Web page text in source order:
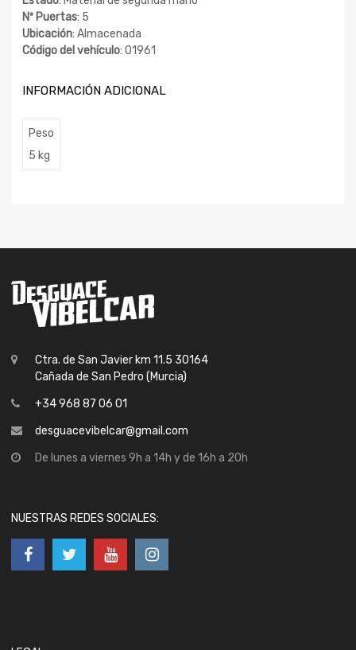
Nº Puertas: 5
Ubicación: Almacenada
Código del vehículo: 01961
INFORMACIÓN ADICIONAL
Peso
5 kg
Ctra. de San Javier km 11.5 30164
Cañada de San Pedro (Murcia)
+34 968 87 06 01
desguacevibelcar@gmail.com
De lunes a viernes 9h a 14h y de 16h a 20h
NUESTRAS REDES SOCIALES: